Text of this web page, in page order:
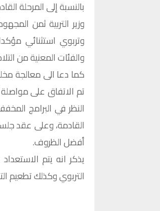
بالنسبة إلى المرحلة
وتربوي استثنائي
والفئات المعنية من
كما دعا الى معالجة
تم الاتفاق على مواصلة
النظر في البرامج
القادمة، وعلى عقد
أفضل الظروف.
يذكر انه يتم
التربوي وكذلك تطعيم